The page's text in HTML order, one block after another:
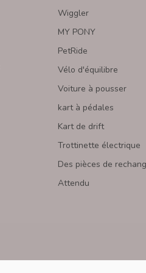
Wiggler
MY PONY
PetRide
Vélo d'équilibre
Voiture à pousser
kart à pédales
Kart de drift
Trottinette électrique
Des pièces de
Attendu